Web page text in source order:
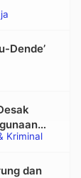
Dende’
Kriminal
Adat
dan